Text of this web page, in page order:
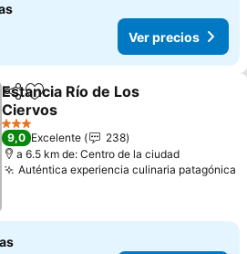
Ver precios
CompartirAgregar a favoritos
Estancia Río de Los
Ciervos
Ver precios
3 Estrellas
9,0 Excelente
238
a 6.5 km de: Centro de la ciudad
Auténtica experiencia culinaria patagónica